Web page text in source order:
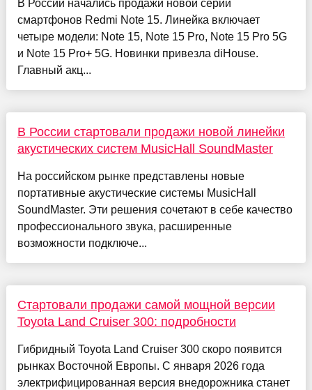
В России начались продажи новой серии
смартфонов Redmi Note 15. Линейка включает
четыре модели: Note 15, Note 15 Pro, Note 15 Pro 5G
и Note 15 Pro+ 5G. Новинки привезла diHouse.
Главный акц...
В России стартовали продажи новой линейки
акустических систем MusicHall SoundMaster
На российском рынке представлены новые
портативные акустические системы MusicHall
SoundMaster. Эти решения сочетают в себе качество
профессионального звука, расширенные
возможности подключе...
Стартовали продажи самой мощной версии
Toyota Land Cruiser 300: подробности
Гибридный Toyota Land Cruiser 300 скоро появится
рынках Восточной Европы. С января 2026 года
электрифицированная версия внедорожника станет